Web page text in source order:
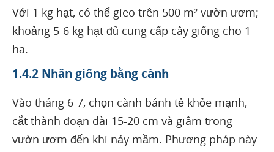
Với 1 kg hạt, có thể gieo trên 500 m² vườn ươm;
khoảng 5-6 kg hạt đủ cung cấp cây giống cho 1
ha.
1.4.2 Nhân giống bằng cành
Vào tháng 6-7, chọn cành bánh tẻ khỏe mạnh,
cắt thành đoạn dài 15-20 cm và giâm trong
vườn ươm đến khi nảy mầm. Phương pháp này